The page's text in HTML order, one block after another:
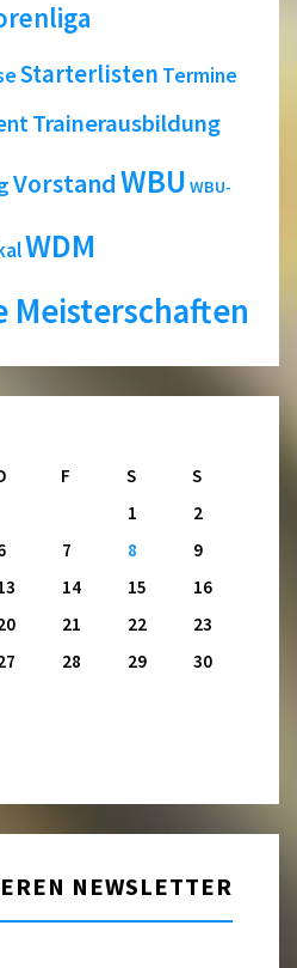
Starterlisten Termine
Trainerausbildung
VorstandWBU WBU-
WDM
Meisterschaften
F S
S
1
2
7 8
9
14 15
16
21 22
23
28 29
30
NEWSLETTER